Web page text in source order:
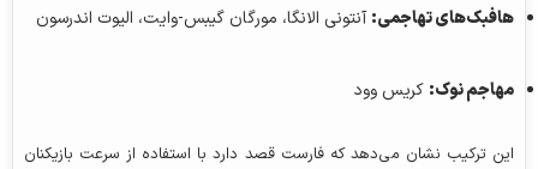
هافبک‌های تهاجمی: آنتونی الانگا، مورگان گیبس-وایت، الیوت اندرسون
مهاجم نوک: کریس وود
این ترکیب نشان می‌دهد که فارست قصد دارد با استفاده از سرعت بازیکنان